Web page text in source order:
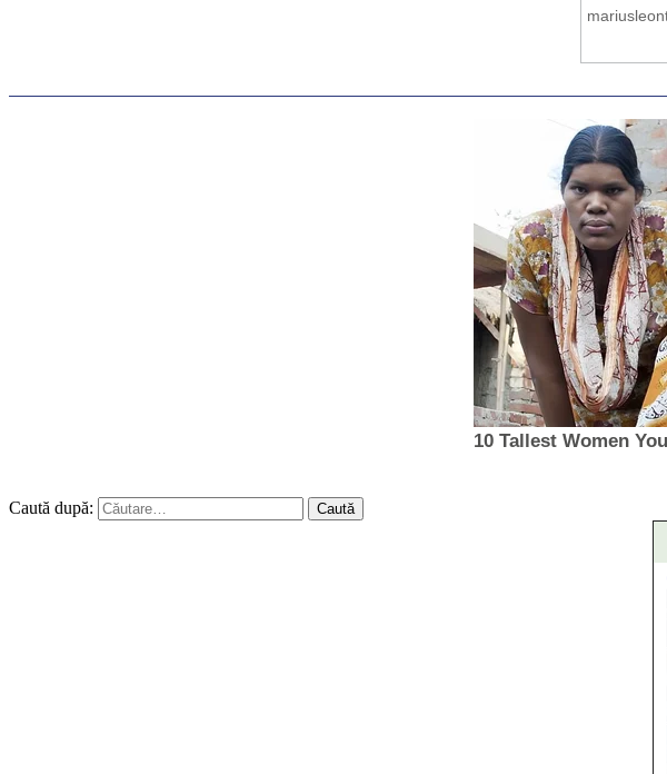
Caută după: